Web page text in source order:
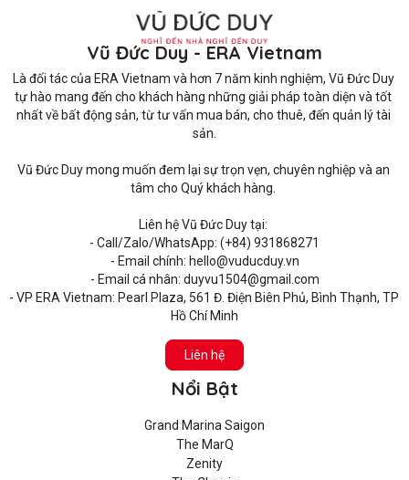
Vũ Đức Duy - ERA Vietnam
Là đối tác của ERA Vietnam và hơn 7 năm kinh nghiệm, Vũ Đức Duy
tự hào mang đến cho khách hàng những giải pháp toàn diện và tốt
nhất về bất động sản, từ tư vấn mua bán, cho thuê, đến quản lý tài
sản.
Vũ Đức Duy mong muốn đem lại sự trọn vẹn, chuyên nghiệp và an
tâm cho Quý khách hàng.
Liên hệ Vũ Đức Duy tại:
- Call/Zalo/WhatsApp: (+84) 931868271
- Email chính: hello@vuducduy.vn
- Email cá nhân: duyvu1504@gmail.com
- VP ERA Vietnam: Pearl Plaza, 561 Đ. Điện Biên Phủ, Bình Thạnh, TP
Hồ Chí Minh
Liên hệ
Nổi Bật
Grand Marina Saigon
The MarQ
Zenity